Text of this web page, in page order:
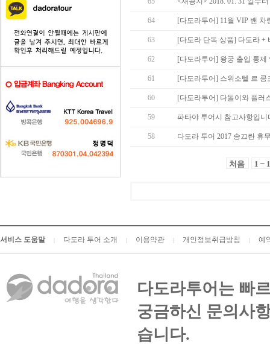
64 [다도라투어] 11월 VIP 밴 차
63 [다도라 단독 상품] 다도라 +
62 [다도라투어] 왕궁 출입 통제
61 [다도라투어] 스위소텔 르
60 [다도라투어] 다돌이와 플러
59 파타야 투어시 참고사항입
58 다도라 투어 2017 송끄란 휴
처음 1 ~
서비스 도움말 다도라 투어 소개 이용약관 개인정보취급방침 예
다도라투어는 빠
궁금하신 문의사
습니다.